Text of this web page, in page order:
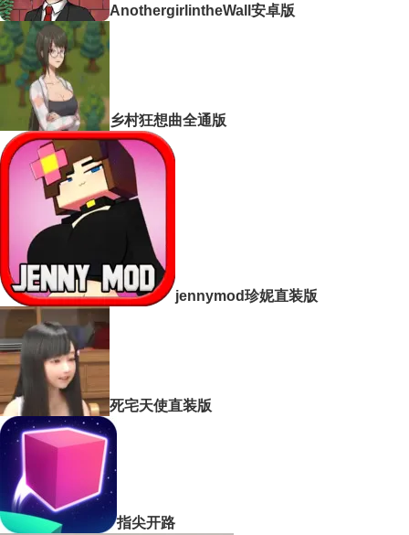
AnothergirlintheWall安卓版
乡村狂想曲全通版
jennymod珍妮直装版
死宅天使直装版
指尖开路